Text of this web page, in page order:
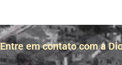
Entre em contato com a